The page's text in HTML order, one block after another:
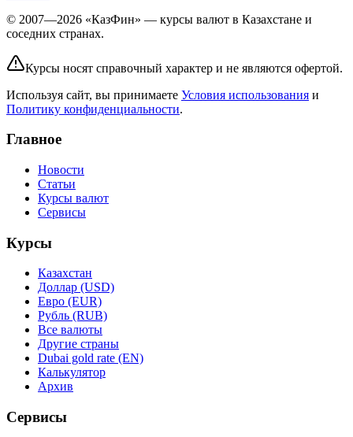
© 2007—2026 «КазФин» — курсы валют в Казахстане и
соседних странах.
Курсы носят справочный характер и не являются офертой.
Используя сайт, вы принимаете Условия использования и
Политику конфиденциальности.
Главное
Новости
Статьи
Курсы валют
Сервисы
Курсы
Казахстан
Доллар (USD)
Евро (EUR)
Рубль (RUB)
Все валюты
Другие страны
Dubai gold rate (EN)
Калькулятор
Архив
Сервисы